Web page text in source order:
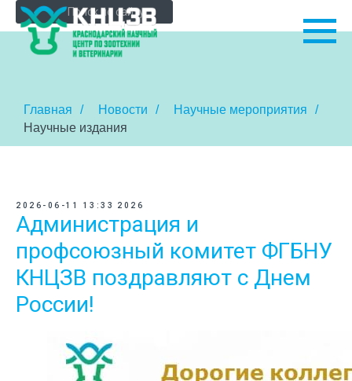
Главная / Новости / Научные мероприятия
/
Научные издания
2026-06-11 13:33 2026
Администрация и
профсоюзный комитет ФГБНУ
КНЦЗВ поздравляют с Днем
России!